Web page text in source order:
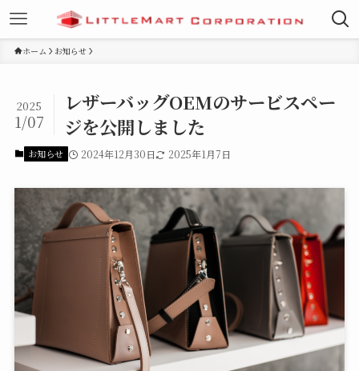
ホーム お知らせ
レザーバッグOEMのサービスペー
ジを公開しました
2025
1/07
お知らせ 2024年12月30日 2025年1月7日